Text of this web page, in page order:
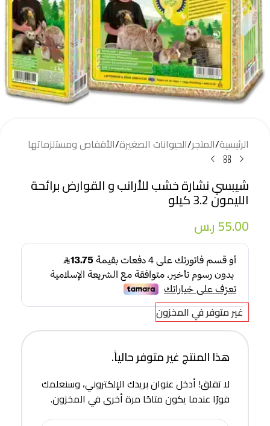
الرئيسية/المتجر/الحيوانات الصغيرة/الأقفاص ومستلزماتها
شيبسي نشارة خشب للأرانب و القوارض برائحة
الليمون 3.2 كيلو
55.00ر.س
غير متوفر في المخزون
هذا المنتج غير متوفر حالياً.
لا تقلق! أدخل عنوان بريدك الإلكتروني، وسنعلمك
فورًا عندما يكون متاحًا مرة أخرى في المخزون.